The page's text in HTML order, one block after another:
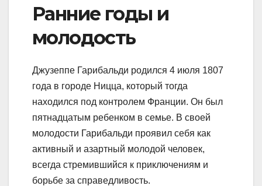
Ранние годы и
молодость
Джузеппе Гарибальди родился 4 июля 1807
года в городе Ницца, который тогда
находился под контролем Франции. Он был
пятнадцатым ребенком в семье. В своей
молодости Гарибальди проявил себя как
активный и азартный молодой человек,
всегда стремившийся к приключениям и
борьбе за справедливость.